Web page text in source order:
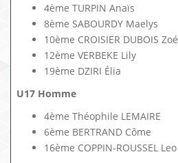
4ème TURPIN Anaïs
8ème SABOURDY Maelys
10ème CROISIER DUBOIS Zoé
12ème VERBEKE Lily
19ème DZIRI Élia
U17 Homme
4ème Théophile LEMAIRE
6ème BERTRAND Côme
16ème COPPIN-ROUSSEL Leo